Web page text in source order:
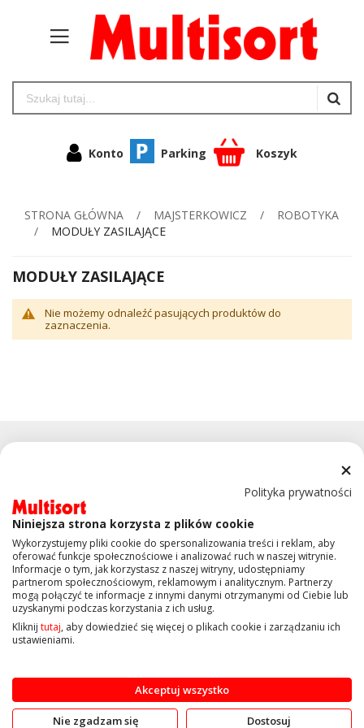
Konto Parking Koszyk
STRONA GŁÓWNA MAJSTERKOWICZ
ROBOTYKA
MODUŁY ZASILAJĄCE
MODUŁY ZASILAJĄCE
Nie możemy odnaleźć pasujących produktów do
zaznaczenia.
KONTAKT
OBSŁUGA KLIENTA
INFORMACJE
Copyright © 2019 Multisort.pl. Wszelkie prawa zastrzeżone
Polityka prywatności
Niniejsza strona korzysta z plików cookie
Wykorzystujemy pliki cookie do spersonalizowania treści i reklam, aby
oferować funkcje społecznościowe i analizować ruch w naszej witrynie.
Informacje o tym, jak korzystasz z naszej witryny, udostępniamy
partnerom społecznościowym, reklamowym i analitycznym. Partnerzy
mogą połączyć te informacje z innymi danymi otrzymanymi od Ciebie lub
uzyskanymi podczas korzystania z ich usług.
Kliknij tutaj, aby dowiedzieć się więcej o plikach cookie i zarządzaniu ich
ustawieniami.
Akceptuj wszystko
Nie zgadzam się Dostosuj